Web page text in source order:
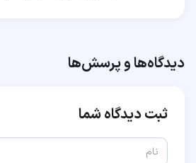
دیدگاه‌ها و پرسش‌ها
ثبت دیدگاه شما